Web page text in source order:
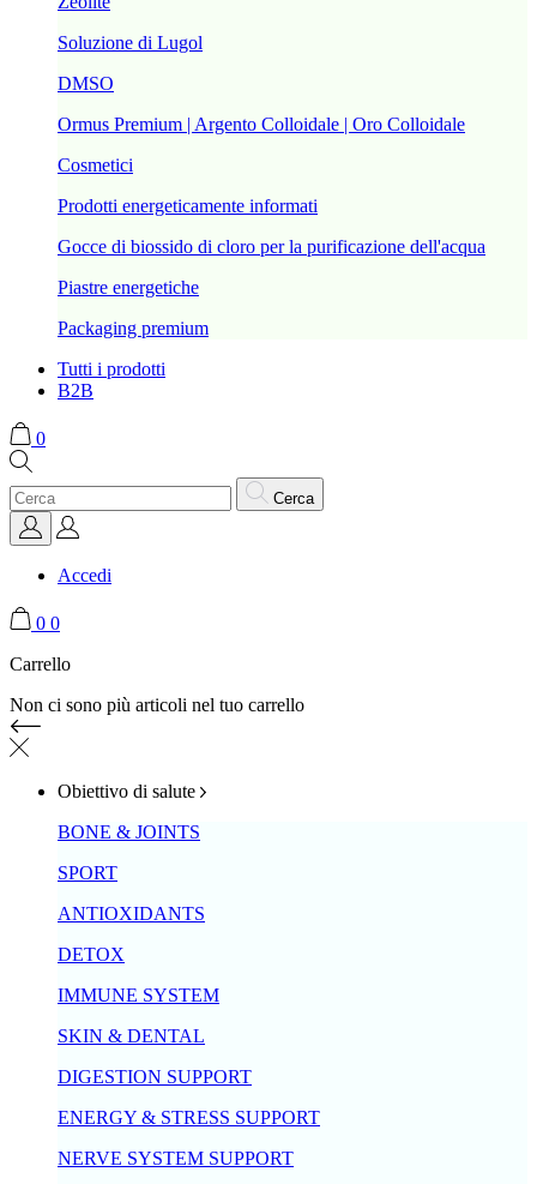
Soluzione di Lugol
DMSO
Ormus Premium | Argento Colloidale | Oro Colloidale
Cosmetici
Prodotti energeticamente informati
Gocce di biossido di cloro per la purificazione dell'acqua
Piastre energetiche
Packaging premium
Tutti i prodotti
B2B
0
Cerca
Accedi
0 0
Carrello
Non ci sono più articoli nel tuo carrello
Obiettivo di salute
BONE & JOINTS
SPORT
ANTIOXIDANTS
DETOX
IMMUNE SYSTEM
SKIN & DENTAL
DIGESTION SUPPORT
ENERGY & STRESS SUPPORT
NERVE SYSTEM SUPPORT